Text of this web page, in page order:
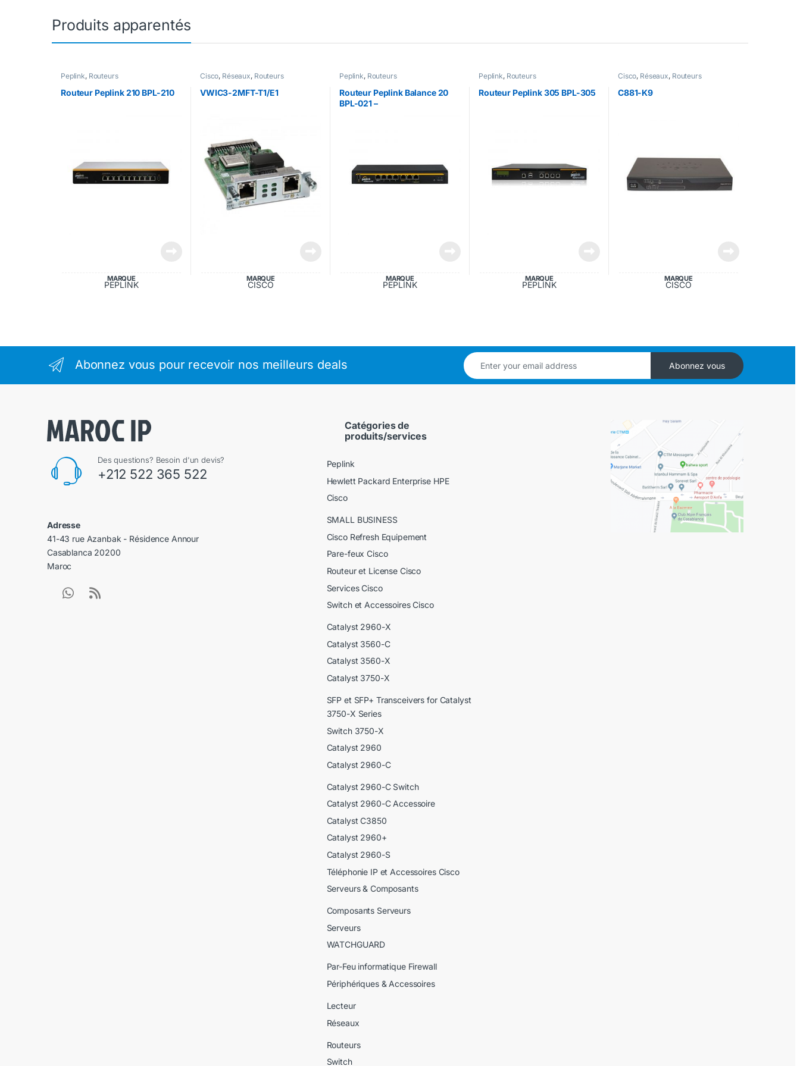
Produits apparentés
Peplink, Routeurs
Routeur Peplink 210 BPL-210
MARQUE
PEPLINK
Cisco, Réseaux, Routeurs
VWIC3-2MFT-T1/E1
MARQUE
CISCO
Peplink, Routeurs
Routeur Peplink Balance 20
BPL-021 –
MARQUE
PEPLINK
Peplink, Routeurs
Routeur Peplink 305 BPL-305
MARQUE
PEPLINK
Cisco, Réseaux, Routeurs
C881-K9
MARQUE
CISCO
Abonnez vous pour recevoir nos meilleurs deals Abonnez vous
Des questions? Besoin d'un devis?
+212 522 365 522
Adresse
41-43 rue Azanbak - Résidence Annour
Casablanca 20200
Maroc
Catégories de
produits/services
Peplink
Hewlett Packard Enterprise HPE
Cisco
SMALL BUSINESS
Cisco Refresh Equipement
Pare-feux Cisco
Routeur et License Cisco
Services Cisco
Switch et Accessoires Cisco
Catalyst 2960-X
Catalyst 3560-C
Catalyst 3560-X
Catalyst 3750-X
SFP et SFP+ Transceivers for Catalyst
3750-X Series
Switch 3750-X
Catalyst 2960
Catalyst 2960-C
Catalyst 2960-C Switch
Catalyst 2960-C Accessoire
Catalyst C3850
Catalyst 2960+
Catalyst 2960-S
Téléphonie IP et Accessoires Cisco
Serveurs & Composants
Composants Serveurs
Serveurs
WATCHGUARD
Par-Feu informatique Firewall
Périphériques & Accessoires
Lecteur
Réseaux
Routeurs
Switch